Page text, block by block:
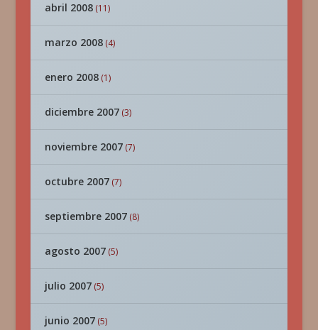
abril 2008(11)
marzo 2008(4)
enero 2008(1)
diciembre 2007(3)
noviembre 2007(7)
octubre 2007(7)
septiembre 2007(8)
agosto 2007(5)
julio 2007(5)
junio 2007(5)